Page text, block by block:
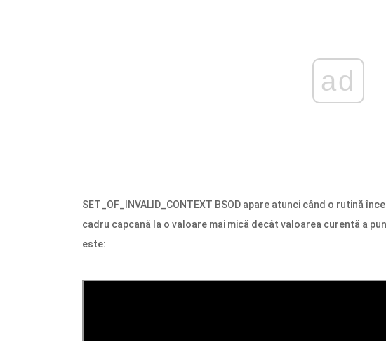
ad
SET_OF_INVALID_CONTEXT BSOD apare atunci când o rutină
cadru capcană la o valoare mai mică decât valoarea curentă a
este: